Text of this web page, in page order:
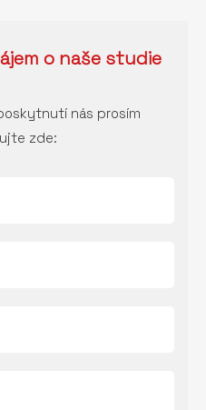
o naše studie
nás prosím
zde: